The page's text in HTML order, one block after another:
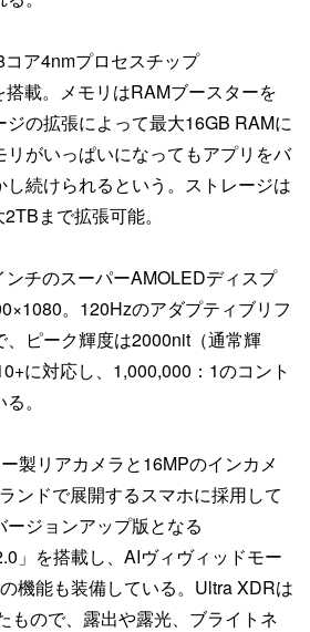
ア4nmプロセスチップ
搭載。メモリはRAMブースターを
の拡張によって最大16GB RAMに
リがいっぱいになってもアプリをバ
し続けられるという。ストレージは
まで拡張可能。
チのスーパーAMOLEDディスプ
。120Hzのアダプティブリフ
、ピーク輝度は2000nit（通常輝
に対応し、1,000,000：1のコント
。
製リアカメラと16MPのインカメ
ンドで展開するスマホに採用して
ジョンアップ版となる
」を搭載し、AIヴィヴィッドモー
機能も装備している。Ultra XDRは
もので、露出や露光、ブライトネ